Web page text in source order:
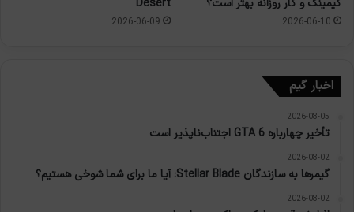
2026-06-10
2026-06-09
اخبار گیم
2026-08-05
تأخیر چهارباره GTA 6 اجتناب‌ناپذیر است
2026-08-02
گیمرها به سازندگان Stellar Blade: آیا ما برای شما شوخی هستیم؟
2026-08-02